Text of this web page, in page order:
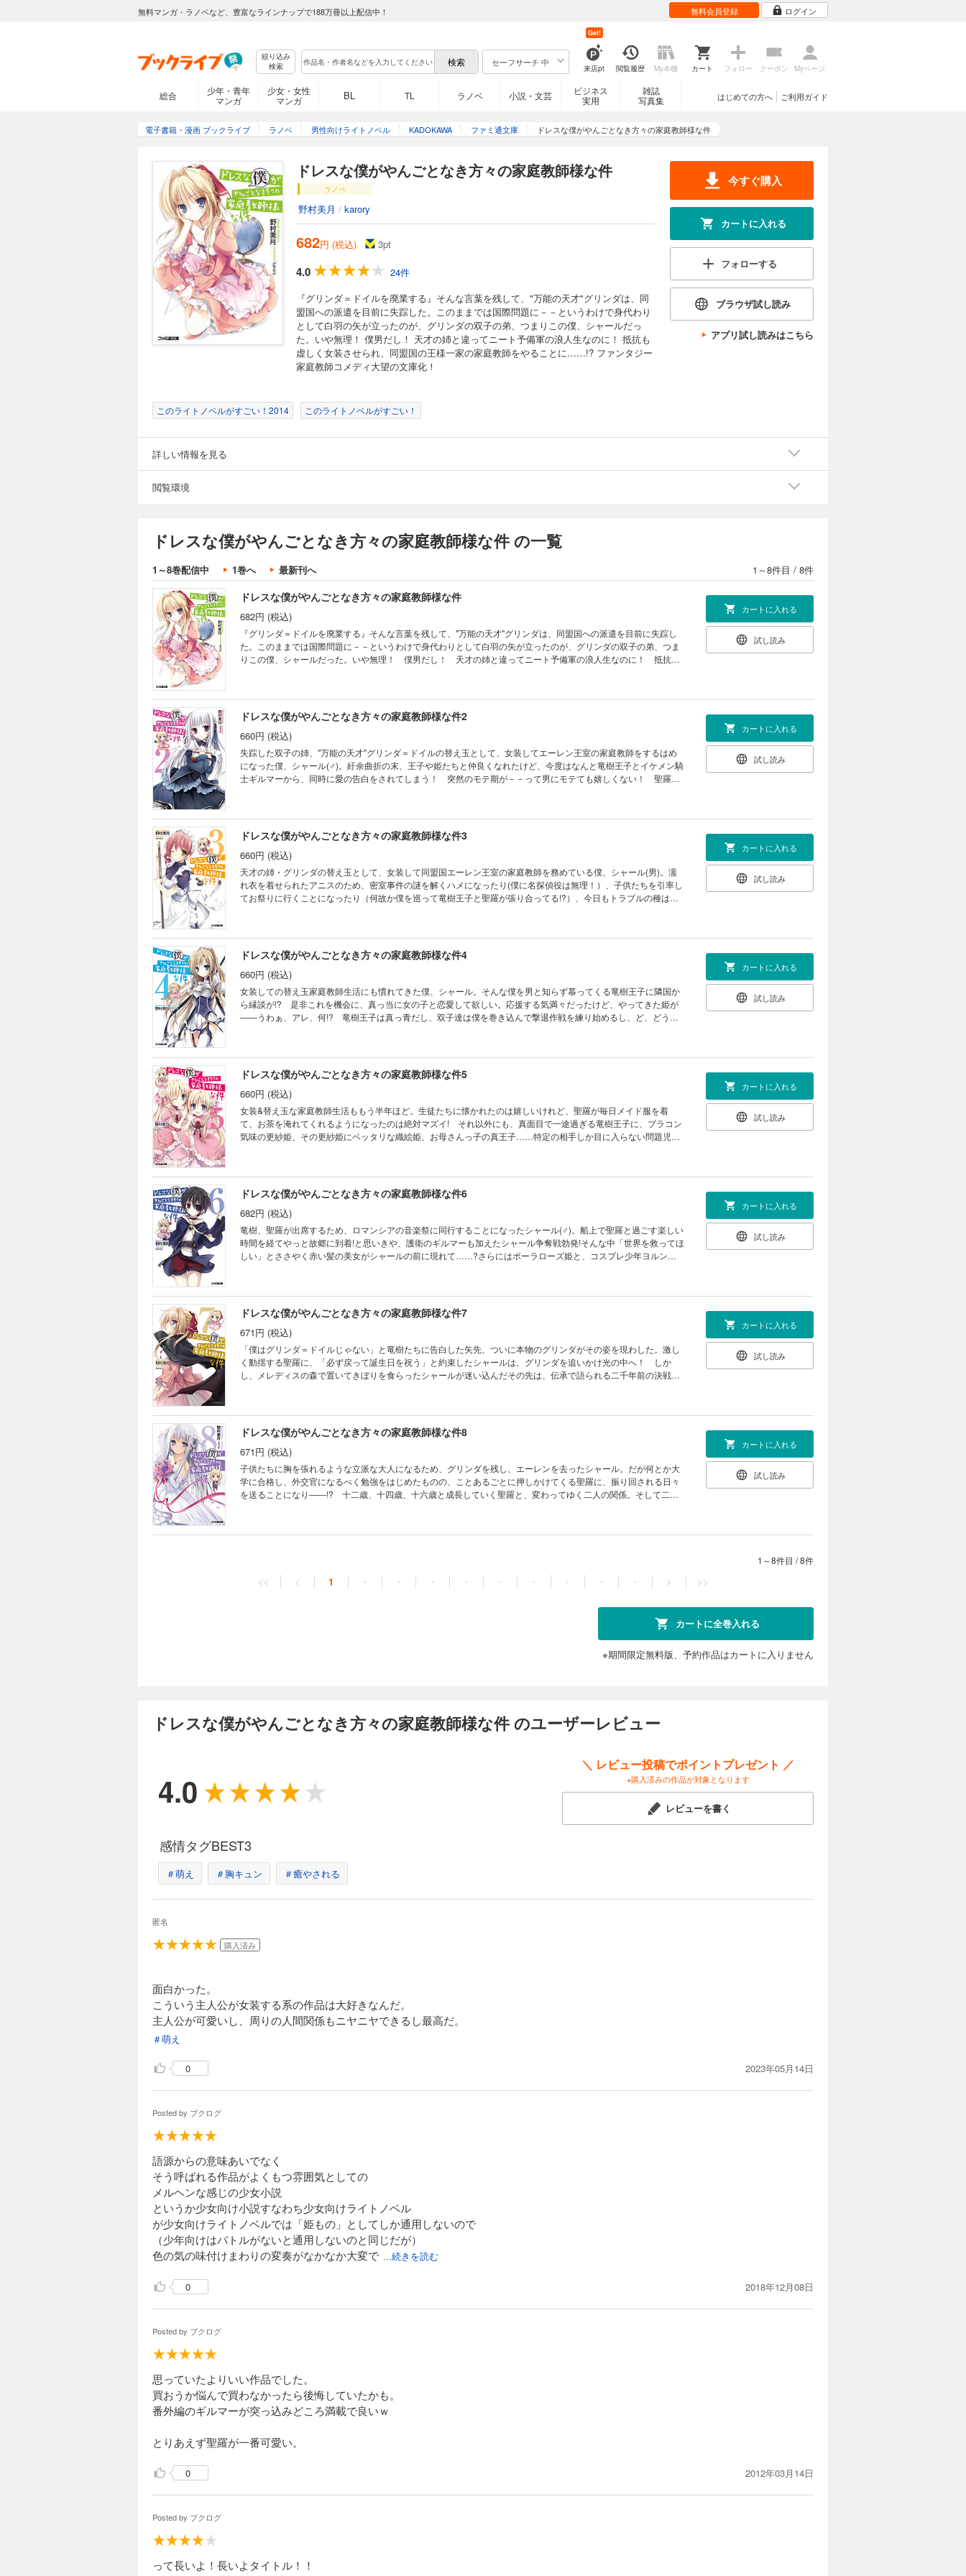
無料マンガ・ラノベなど、豊富なラインナップで188万冊以上配信中！ 無料会員登録 ログイン
絞り込み
検索
セーフサーチ 中
来店pt
Get!
閲覧履歴 My本棚 カート フォロー クーポン Myページ
総合
少年・青年
マンガ
少女・女性
マンガ
BL TL ラノベ 小説・文芸
ビジネス
実用
雑誌
写真集
ご利用ガイド
はじめての方へ
電子書籍・漫画 ブックライブ ラノベ 男性向けライトノベル KADOKAWA ファミ通文庫 ドレスな僕がやんごとなき方々の家庭教師様な件
ドレスな僕がやんごとなき方々の家庭教師様な件
ラノベ
野村美月 / karory
682円 (税込) 3pt
4.0
24件
『グリンダ＝ドイルを廃業する』そんな言葉を残して、"万能の天才"グリンダは、同
盟国への派遣を目前に失踪した。このままでは国際問題に－－というわけで身代わり
として白羽の矢が立ったのが、グリンダの双子の弟、つまりこの僕、シャールだっ
た。いや無理！ 僕男だし！ 天才の姉と違ってニート予備軍の浪人生なのに！ 抵抗も
虚しく女装させられ、同盟国の王様一家の家庭教師をやることに……!? ファンタジー
家庭教師コメディ大望の文庫化！
今すぐ購入
カートに入れる
フォローする
ブラウザ試し読み
アプリ試し読みはこちら
このライトノベルがすごい！2014 このライトノベルがすごい！
詳しい情報を見る
閲覧環境
ドレスな僕がやんごとなき方々の家庭教師様な件 の一覧
1～8巻配信中 1巻へ 最新刊へ 1～8件目 / 8件
ドレスな僕がやんごとなき方々の家庭教師様な件
682円 (税込)
『グリンダ＝ドイルを廃業する』そんな言葉を残して、"万能の天才"グリンダは、同盟国への派遣を目前に失踪し
た。このままでは国際問題に－－というわけで身代わりとして白羽の矢が立ったのが、グリンダの双子の弟、つま
りこの僕、シャールだった。いや無理！ 僕男だし！ 天才の姉と違ってニート予備軍の浪人生なのに！ 抵抗も
カートに入れる
試し読み
ドレスな僕がやんごとなき方々の家庭教師様な件2
660円 (税込)
失踪した双子の姉、"万能の天才"グリンダ＝ドイルの替え玉として、女装してエーレン王室の家庭教師をするはめ
になった僕、シャール(♂)。紆余曲折の末、王子や姫たちと仲良くなれたけど、今度はなんと竜樹王子とイケメン騎
士ギルマーから、同時に愛の告白をされてしまう！ 突然のモテ期が－－って男にモテても嬉しくない！ 聖羅姫
カートに入れる
試し読み
ドレスな僕がやんごとなき方々の家庭教師様な件3
660円 (税込)
天才の姉・グリンダの替え玉として、女装して同盟国エーレン王室の家庭教師を務めている僕、シャール(男)。濡
れ衣を着せられたアニスのため、密室事件の謎を解くハメになったり(僕に名探偵役は無理！）、子供たちを引率し
てお祭りに行くことになったり（何故か僕を巡って竜樹王子と聖羅が張り合ってる!?）、今日もトラブルの種は盛
カートに入れる
試し読み
ドレスな僕がやんごとなき方々の家庭教師様な件4
660円 (税込)
女装しての替え玉家庭教師生活にも慣れてきた僕、シャール。そんな僕を男と知らず慕ってくる竜樹王子に隣国か
ら縁談が!? 是非これを機会に、真っ当に女の子と恋愛して欲しい。応援する気満々だったけど、やってきた姫が
――うわぁ、アレ、何!? 竜樹王子は真っ青だし、双子達は僕を巻き込んで撃退作戦を練り始めるし、ど、どうし
カートに入れる
試し読み
ドレスな僕がやんごとなき方々の家庭教師様な件5
660円 (税込)
女装&替え玉な家庭教師生活ももう半年ほど。生徒たちに懐かれたのは嬉しいけれど、聖羅が毎日メイド服を着
て、お茶を淹れてくれるようになったのは絶対マズイ! それ以外にも、真面目で一途過ぎる竜樹王子に、ブラコン
気味の更紗姫、その更紗姫にベッタリな織絵姫、お母さんっ子の真王子……特定の相手しか目に入らない問題児ば
カートに入れる
試し読み
ドレスな僕がやんごとなき方々の家庭教師様な件6
682円 (税込)
竜樹、聖羅が出席するため、ロマンシアの音楽祭に同行することになったシャール(♂)。船上で聖羅と過ごす楽しい
時間を経てやっと故郷に到着!と思いきや、護衛のギルマーも加えたシャール争奪戦勃発!そんな中「世界を救ってほ
しい」とささやく赤い髪の美女がシャールの前に現れて……?さらにはポーラローズ姫と、コスプレ少年ヨルン、
カートに入れる
試し読み
ドレスな僕がやんごとなき方々の家庭教師様な件7
671円 (税込)
「僕はグリンダ＝ドイルじゃない」と竜樹たちに告白した矢先、ついに本物のグリンダがその姿を現わした。激し
く動揺する聖羅に、「必ず戻って誕生日を祝う」と約束したシャールは、グリンダを追いかけ光の中へ！ しか
し、メレディスの森で置いてきぼりを食らったシャールが迷い込んだその先は、伝承で語られる二千年前の決戦の
カートに入れる
試し読み
ドレスな僕がやんごとなき方々の家庭教師様な件8
671円 (税込)
子供たちに胸を張れるような立派な大人になるため、グリンダを残し、エーレンを去ったシャール。だが何とか大
学に合格し、外交官になるべく勉強をはじめたものの、ことあるごとに押しかけてくる聖羅に、振り回される日々
を送ることになり――!? 十二歳、十四歳、十六歳と成長していく聖羅と、変わってゆく二人の関係。そして二千
カートに入れる
試し読み
1～8件目 /8件
<< < 1 ・ ・ ・ ・ ・ ・ ・ ・ ・ > >>
カートに全巻入れる
※期間限定無料版、予約作品はカートに入りません
ドレスな僕がやんごとなき方々の家庭教師様な件 のユーザーレビュー
4.0
＼ レビュー投稿でポイントプレゼント ／
※購入済みの作品が対象となります
レビューを書く
感情タグBEST3
＃萌え ＃胸キュン ＃癒やされる
匿名
購入済み
面白かった。
こういう主人公が女装する系の作品は大好きなんだ。
主人公が可愛いし、周りの人間関係もニヤニヤできるし最高だ。
＃萌え
0 2023年05月14日
Posted by ブクログ
語源からの意味あいでなく
そう呼ばれる作品がよくもつ雰囲気としての
メルヘンな感じの少女小説
というか少女向け小説すなわち少女向けライトノベル
が少女向けライトノベルでは「姫もの」としてしか通用しないので
（少年向けはバトルがないと通用しないのと同じだが）
色の気の味付けまわりの変奏がなかなか大変で ...続きを読む
0 2018年12月08日
Posted by ブクログ
思っていたよりいい作品でした。
買おうか悩んで買わなかったら後悔していたかも。
番外編のギルマーが突っ込みどころ満載で良いｗ
とりあえず聖羅が一番可愛い。
0 2012年03月14日
Posted by ブクログ
って長いよ！長いよタイトル！！